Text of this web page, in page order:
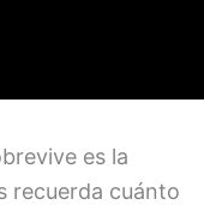
es la
recuerda cuánto